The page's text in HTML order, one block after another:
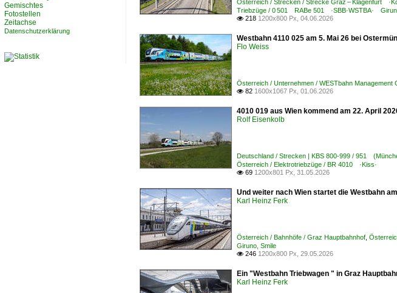
Österreich / Strecken / Strecke Graz – Klagenfurt
Triebzüge / 0 501 RABe 501 ·SBB·WSTBA·
 218 1200x800 Px, 04.06.2026
Westbahn 4110 025 am 5. Mai 26 bei
Flo Weiss
Österreich / Unternehmen / WESTbahn Management
 82 1600x1067 Px, 01.06.2026
4010 019 aus Wien kommend am 22. April
Rolf Eisenkolb
Deutschland / Strecken | KBS 800-999 / 951
Österreich / Elektrotriebzüge / BR 4010 ·Kiss·
 69 1200x801 Px, 31.05.2026
Und weiter nach Wien startet die Westbahn
Karl Heinz Ferk
Österreich / Bahnhöfe / Graz Hauptbahnhof
Giruno, Smile
 246 1200x800 Px, 29.05.2026
Ein "Westbahn Triebwagen " in Graz
Karl Heinz Ferk
Gemischtes
Fotostellen
Zeitachse
Datenschutzerklärung